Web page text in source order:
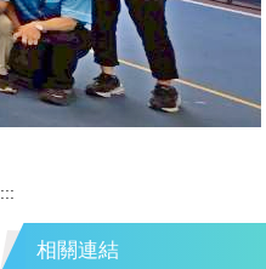
:::
相關連結